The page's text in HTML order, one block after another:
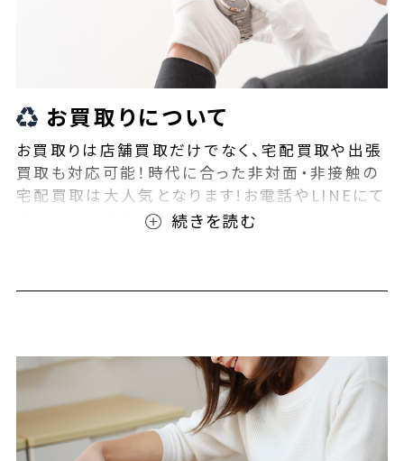
お買取りについて
お買取りは店舗買取だけでなく、宅配買取や出張
買取も対応可能！時代に合った非対面・非接触の
宅配買取は大人気となります!お電話やLINEにて
事前査定が可能となっております！また無料の宅